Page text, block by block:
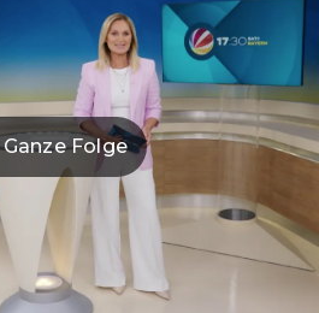
Ganze Folge